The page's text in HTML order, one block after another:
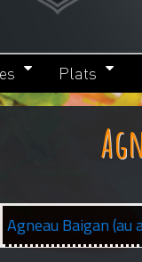
Plats
Agneau Baigan (au